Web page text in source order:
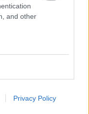
and other
Privacy Policy